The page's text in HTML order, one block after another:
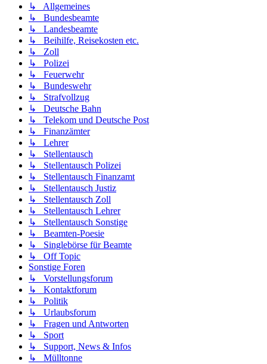
↳ Allgemeines
↳ Bundesbeamte
↳ Landesbeamte
↳ Beihilfe, Reisekosten etc.
↳ Zoll
↳ Polizei
↳ Feuerwehr
↳ Bundeswehr
↳ Strafvollzug
↳ Deutsche Bahn
↳ Telekom und Deutsche Post
↳ Finanzämter
↳ Lehrer
↳ Stellentausch
↳ Stellentausch Polizei
↳ Stellentausch Finanzamt
↳ Stellentausch Justiz
↳ Stellentausch Zoll
↳ Stellentausch Lehrer
↳ Stellentausch Sonstige
↳ Beamten-Poesie
↳ Singlebörse für Beamte
↳ Off Topic
Sonstige Foren
↳ Vorstellungsforum
↳ Kontaktforum
↳ Politik
↳ Urlaubsforum
↳ Fragen und Antworten
↳ Sport
↳ Support, News & Infos
↳ Mülltonne